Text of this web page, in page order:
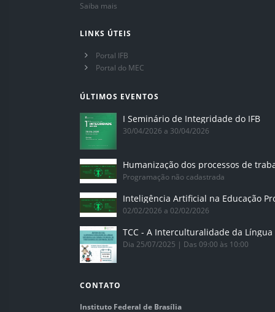
Saiba mais
LINKS ÚTEIS
Portal IFB
Portal do MEC
ÚLTIMOS EVENTOS
I Seminário de Integridade do IFB
30/04/2026 a 30/04/2026
Humanização dos processos de
Programação não cadastrada
02/02/2026 a 02/02/2026
Dia 25/07/2025 | Das 09:00 às 10:00
CONTATO
Instituto Federal de Brasília